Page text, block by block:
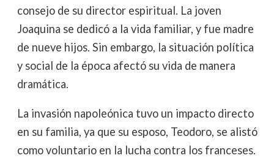
consejo de su director espiritual. La joven
Joaquina se dedicó a la vida familiar, y fue madre
de nueve hijos. Sin embargo, la situación política
y social de la época afectó su vida de manera
dramática.
La invasión napoleónica tuvo un impacto directo
en su familia, ya que su esposo, Teodoro, se alistó
como voluntario en la lucha contra los franceses.